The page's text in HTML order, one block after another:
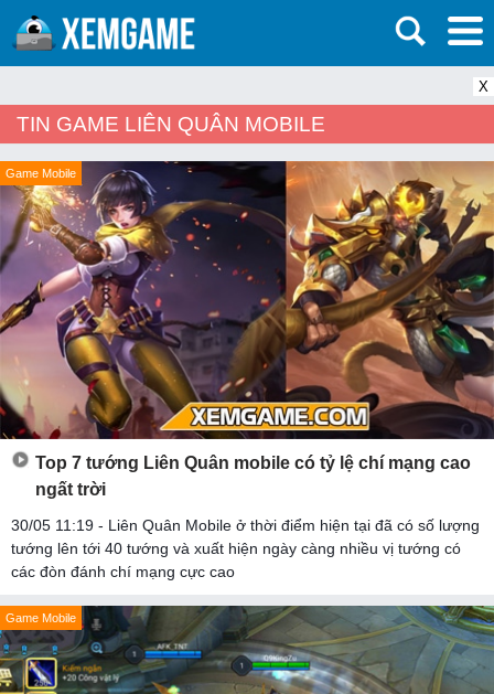
X
TIN GAME LIÊN QUÂN MOBILE
Game Mobile
Top 7 tướng Liên Quân mobile có tỷ lệ chí mạng cao
ngất trời
30/05 11:19 - Liên Quân Mobile ở thời điểm hiện tại đã có số lượng
tướng lên tới 40 tướng và xuất hiện ngày càng nhiều vị tướng có
các đòn đánh chí mạng cực cao
Game Mobile